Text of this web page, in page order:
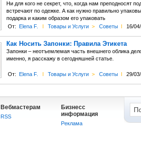
Ни для кого не секрет, что, когда нам преподносят
встречают по одежке. А как нужно правильно
подарка и каким образом его упаковать
От: Elena F. l Товары и Услуги > Советы l 16/
Как Носить Запонки: Правила Этикета
Запонки – неотъемлемая часть внешнего облика
именно, я расскажу в сегодняшней статье.
От: Elena F. l Товары и Услуги > Советы l 29/
Вебмастерам
RSS
Бизнесс
информация
Реклама